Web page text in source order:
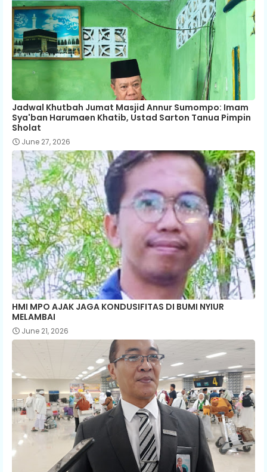
Jadwal Khutbah Jumat Masjid Annur Sumompo: Imam
Sya'ban Harumaen Khatib, Ustad Sarton Tanua Pimpin
Sholat
June 27, 2026
HMI MPO AJAK JAGA KONDUSIFITAS DI BUMI NYIUR
MELAMBAI
June 21, 2026